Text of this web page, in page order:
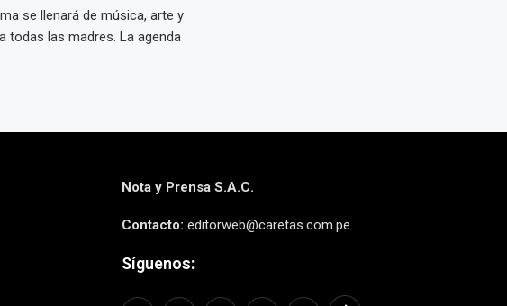
se llenará de música, arte y
todas las madres. La agenda
Nota y Prensa S.A.C.
Contacto: editorweb@caretas.com.pe
Síguenos: